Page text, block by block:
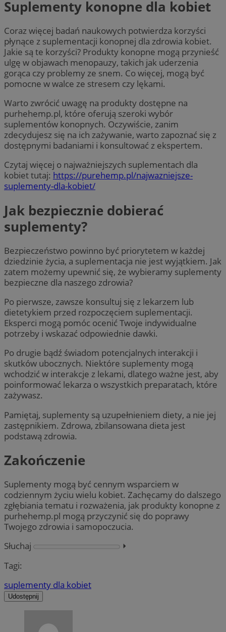
Suplementy konopne dla kobiet
Coraz więcej badań naukowych potwierdza korzyści
płynące z suplementacji konopnej dla zdrowia kobiet.
Jakie są te korzyści? Produkty konopne mogą przynieść
ulgę w objawach menopauzy, takich jak uderzenia
gorąca czy problemy ze snem. Co więcej, mogą być
pomocne w walce ze stresem czy lękami.
Warto zwrócić uwagę na produkty dostępne na
purhehemp.pl, które oferują szeroki wybór
suplementów konopnych. Oczywiście, zanim
zdecydujesz się na ich zażywanie, warto zapoznać się z
dostępnymi badaniami i konsultować z ekspertem.
Czytaj więcej o najważniejszych suplementach dla
kobiet tutaj: https://purehemp.pl/najwazniejsze-
suplementy-dla-kobiet/
Jak bezpiecznie dobierać
suplementy?
Bezpieczeństwo powinno być priorytetem w każdej
dziedzinie życia, a suplementacja nie jest wyjątkiem. Jak
zatem możemy upewnić się, że wybieramy suplementy
bezpieczne dla naszego zdrowia?
Po pierwsze, zawsze konsultuj się z lekarzem lub
dietetykiem przed rozpoczęciem suplementacji.
Eksperci mogą pomóc ocenić Twoje indywidualne
potrzeby i wskazać odpowiednie dawki.
Po drugie bądź świadom potencjalnych interakcji i
skutków ubocznych. Niektóre suplementy mogą
wchodzić w interakcje z lekami, dlatego ważne jest, aby
poinformować lekarza o wszystkich preparatach, które
zażywasz.
Pamiętaj, suplementy są uzupełnieniem diety, a nie jej
zastępnikiem. Zdrowa, zbilansowana dieta jest
podstawą zdrowia.
Zakończenie
Suplementy mogą być cennym wsparciem w
codziennym życiu wielu kobiet. Zachęcamy do dalszego
zgłębiania tematu i rozważenia, jak produkty konopne z
purhehemp.pl mogą przyczynić się do poprawy
Twojego zdrowia i samopoczucia.
Słuchaj
⏵︎
Tagi:
suplementy dla kobiet
Udostępnij